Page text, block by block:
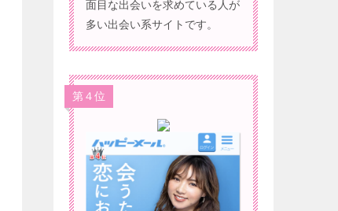
面目な出会いを求めている人が
多い出会い系サイトです。
第４位